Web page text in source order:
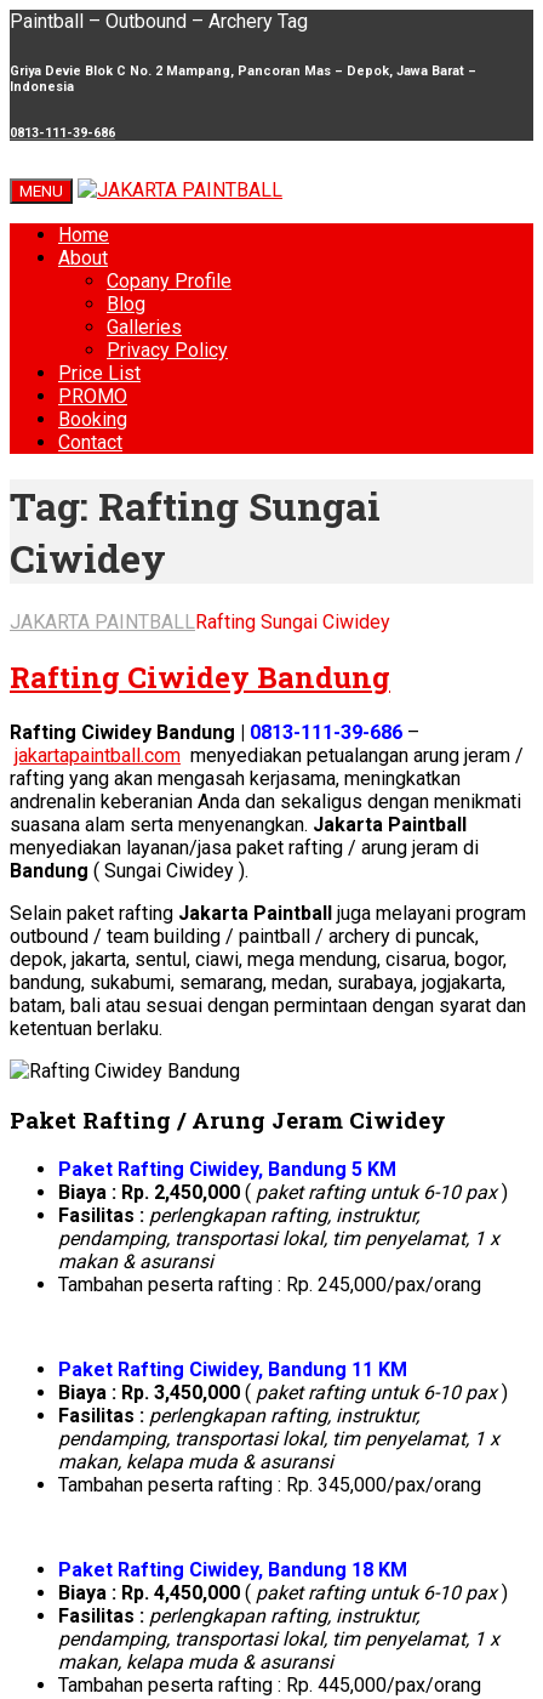
Paintball – Outbound – Archery Tag
Griya Devie Blok C No. 2 Mampang, Pancoran Mas – Depok, Jawa Barat –
Indonesia
0813-111-39-686
MENU
Home
About
Copany Profile
Blog
Galleries
Privacy Policy
Price List
PROMO
Booking
Contact
Tag: Rafting Sungai
Ciwidey
JAKARTA PAINTBALL Rafting Sungai Ciwidey
Rafting Ciwidey Bandung
Rafting Ciwidey Bandung | 0813-111-39-686 –
jakartapaintball.com menyediakan petualangan arung jeram /
rafting yang akan mengasah kerjasama, meningkatkan
andrenalin keberanian Anda dan sekaligus dengan menikmati
suasana alam serta menyenangkan. Jakarta Paintball
menyediakan layanan/jasa paket rafting / arung jeram di
Bandung ( Sungai Ciwidey ).
Selain paket rafting Jakarta Paintball juga melayani program
outbound / team building / paintball / archery di puncak,
depok, jakarta, sentul, ciawi, mega mendung, cisarua, bogor,
bandung, sukabumi, semarang, medan, surabaya, jogjakarta,
batam, bali atau sesuai dengan permintaan dengan syarat dan
ketentuan berlaku.
Paket Rafting / Arung Jeram Ciwidey
Paket Rafting Ciwidey, Bandung 5 KM
Biaya : Rp. 2,450,000 ( paket rafting untuk 6-10 pax)
Fasilitas : perlengkapan rafting, instruktur,
pendamping, transportasi lokal, tim penyelamat, 1 x
makan & asuransi
Tambahan peserta rafting : Rp. 245,000/pax/orang
Paket Rafting Ciwidey, Bandung 11 KM
Biaya : Rp. 3,450,000 ( paket rafting untuk 6-10 pax)
Fasilitas : perlengkapan rafting, instruktur,
pendamping, transportasi lokal, tim penyelamat, 1 x
makan, kelapa muda & asuransi
Tambahan peserta rafting : Rp. 345,000/pax/orang
Paket Rafting Ciwidey, Bandung 18 KM
Biaya : Rp. 4,450,000 ( paket rafting untuk 6-10 pax)
Fasilitas : perlengkapan rafting, instruktur,
pendamping, transportasi lokal, tim penyelamat, 1 x
makan, kelapa muda & asuransi
Tambahan peserta rafting : Rp. 445,000/pax/orang